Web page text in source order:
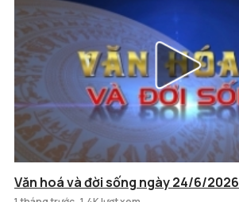
Văn hoá và đời sống ngày 24/6/2026